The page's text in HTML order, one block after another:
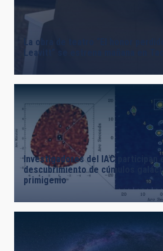
La obra de teatro “El honor
Leavitt” se estrena mañana en
Investigadores del IAC participan
descubrimiento de cúmulos
primigenio